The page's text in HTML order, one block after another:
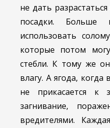
не дать
посадки. Больше
использовать
которые потом
стебли. К тому же
влагу. А ягода, когда
не прикасается к
загнивание,
вредителями.